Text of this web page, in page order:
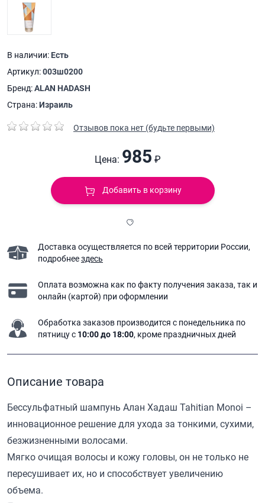
В наличии: Есть
Артикул:003ш0200
Бренд:ALAN HADASH
Страна:Израиль
Отзывов пока нет (будьте первыми)
Цена: 985 ₽
Добавить в корзину
Доставка осуществляется по всей территории России,
подробнеездесь
Оплата возможна как по факту получения заказа, так и
онлайн (картой) при оформлении
Обработка заказов производится с понедельника по
пятницу с 10:00 до 18:00, кроме праздничных дней
Описание товара
Бессульфатный шампунь Алан Хадаш Tahitian Monoi –
инновационное решение для ухода за тонкими, сухими,
безжизненными волосами.
Мягко очищая волосы и кожу головы, он не только не
пересушивает их, но и способствует увеличению
объема.